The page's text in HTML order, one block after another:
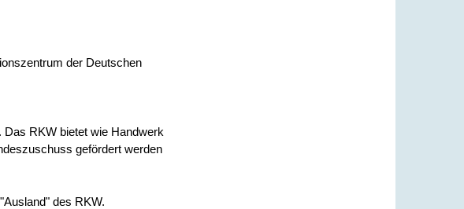
der Deutschen
RKW bietet wie Handwerk
gefördert werden
des RKW.